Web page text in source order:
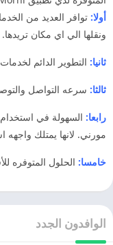
أولا: توافر العديد من
ونقلها الي اي مكان تريدها.
ثانيا: التطوير الدائم
ثالثا: سرعه التواصل
رابعا: السهولة في
مورني. لانها يمتلك
خامسا: الحلول المتوفره
الوافدون الجدد